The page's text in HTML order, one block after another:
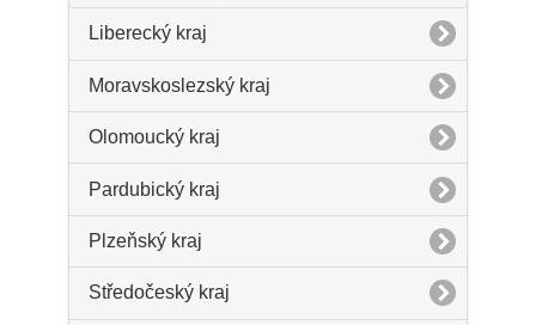
Liberecký kraj
Moravskoslezský kraj
Olomoucký kraj
Pardubický kraj
Plzeňský kraj
Středočeský kraj